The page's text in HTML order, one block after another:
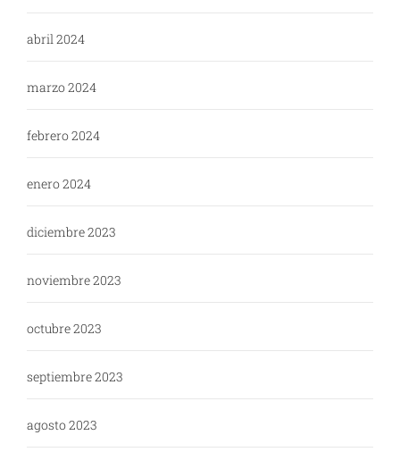
abril 2024
marzo 2024
febrero 2024
enero 2024
diciembre 2023
noviembre 2023
octubre 2023
septiembre 2023
agosto 2023